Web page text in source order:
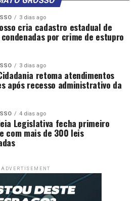
3 dias ago
cria cadastro estadual de
condenadas por crime de estupro
3 dias ago
retoma atendimentos
após recesso administrativo da
4 dias ago
Legislativa fecha primeiro
com mais de 300 leis
ADVERTISEMENT